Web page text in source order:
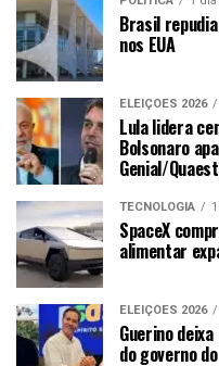
Brasil
nos EUA
ELEIÇÕES 2026
Lula lidera
Bolsonaro
Genial/Quaest
TECNOLOGIA
SpaceX
alimentar
ELEIÇÕES 2026
Guerino
do governo